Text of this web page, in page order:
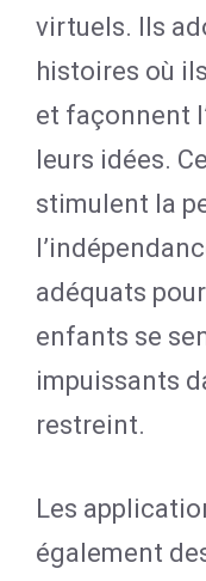
virtuels. Ils
histoires où
et façonnent
leurs idées.
stimulent la
adéquats
enfants se
impuissants
restreint.
Les
également